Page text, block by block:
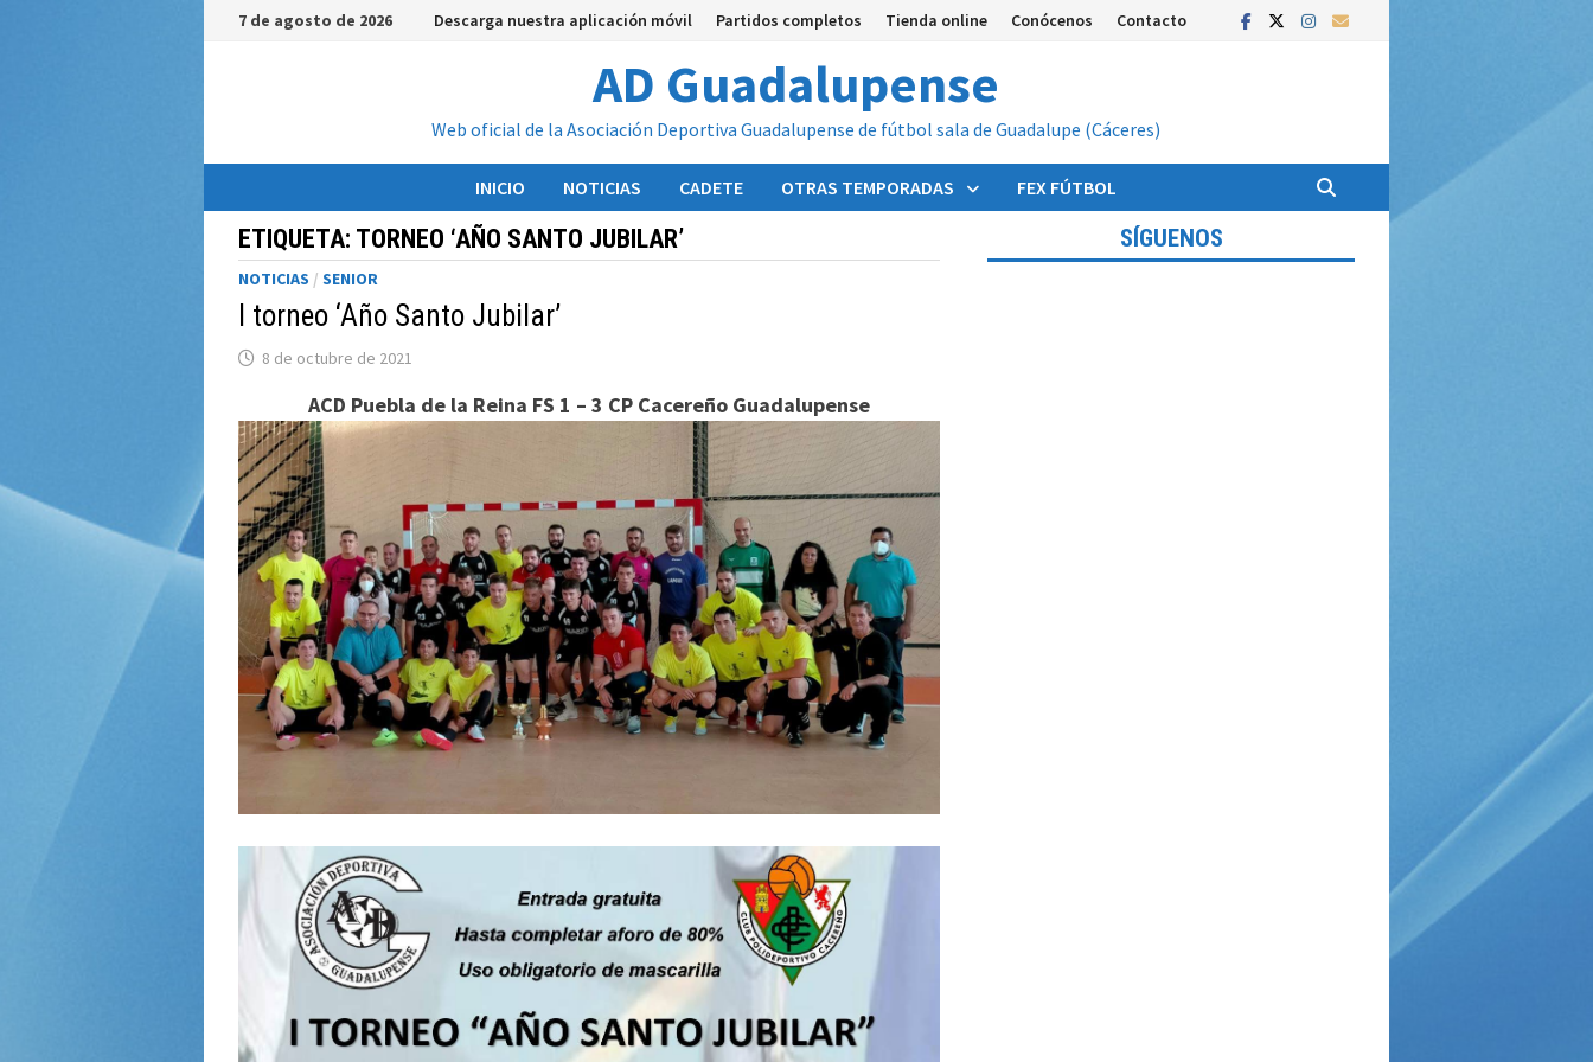
Saltar7 de agosto de 2026 Descarga nuestra aplicación móvil Partidos completos Tienda online Conócenos Contacto
AD Guadalupense
Web oficial de la Asociación Deportiva Guadalupense de fútbol sala de Guadalupe (Cáceres)
INICIO NOTICIAS CADETE OTRAS TEMPORADAS FEX FÚTBOL
ETIQUETA: TORNEO ‘AÑO SANTO JUBILAR’
NOTICIAS / SENIOR
I torneo ‘Año Santo Jubilar’
8 de octubre de 2021
ACD Puebla de la Reina FS 1 – 3 CP Cacereño Guadalupense
SÍGUENOS